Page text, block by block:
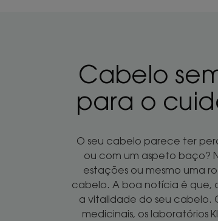
Cabelo
para o
O seu cabelo parece ter
ou com um aspeto baço?
estações ou mesmo uma
cabelo. A boa notícia é que,
a vitalidade do seu cabelo.
medicinais, os laboratórios